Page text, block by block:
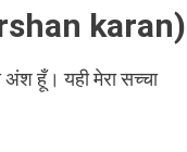
karan)
अंश हूँ। यही मेरा सच्चा